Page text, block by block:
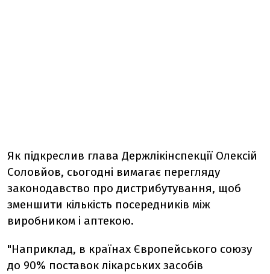
Як підкреслив глава Держлікінспекції Олексій
Соловйов, сьогодні вимагає перегляду
законодавство про дистрибутування, щоб
зменшити кількість посередників між
виробником і аптекою.
"Наприклад, в країнах Європейського союзу
до 90% поставок лікарських засобів